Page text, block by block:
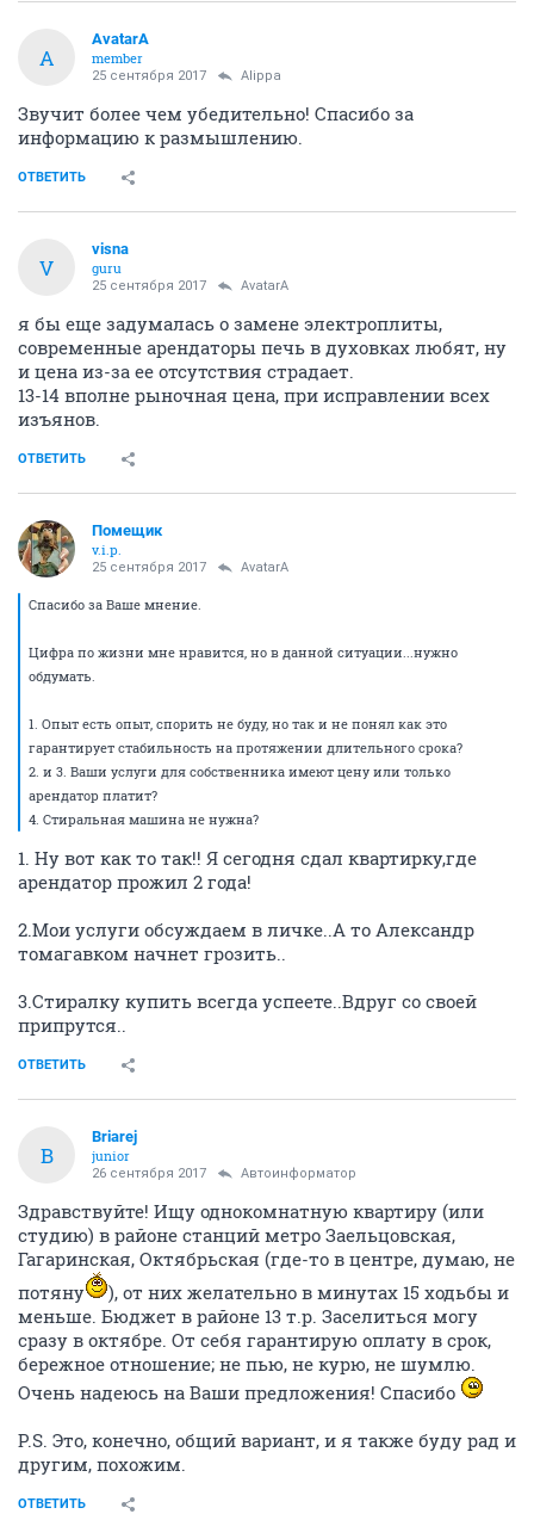
A
AvatarA
member
25 сентября 2017 Alippa
Звучит более чем убедительно! Спасибо за
информацию к размышлению.
ОТВЕТИТЬ
V
visna
guru
25 сентября 2017 AvatarA
я бы еще задумалась о замене электроплиты,
современные арендаторы печь в духовках любят, ну
и цена из-за ее отсутствия страдает.
13-14 вполне рыночная цена, при исправлении всех
изъянов.
ОТВЕТИТЬ
Помещик
v.i.p.
25 сентября 2017 AvatarA
Спасибо за Ваше мнение.
Цифра по жизни мне нравится, но в данной ситуации...нужно
обдумать.
1. Опыт есть опыт, спорить не буду, но так и не понял как это
гарантирует стабильность на протяжении длительного срока?
2. и 3. Ваши услуги для собственника имеют цену или только
арендатор платит?
4. Стиральная машина не нужна?
1. Ну вот как то так!! Я сегодня сдал квартирку,где
арендатор прожил 2 года!
2.Мои услуги обсуждаем в личке..А то Александр
томагавком начнет грозить..
3.Стиралку купить всегда успеете..Вдруг со своей
припрутся..
ОТВЕТИТЬ
B
Briarej
junior
26 сентября 2017 Автоинформатор
Здравствуйте! Ищу однокомнатную квартиру (или
студию) в районе станций метро Заельцовская,
Гагаринская, Октябрьская (где-то в центре, думаю, не
потяну
), от них желательно в минутах 15 ходьбы и
меньше. Бюджет в районе 13 т.р. Заселиться могу
сразу в октябре. От себя гарантирую оплату в срок,
бережное отношение; не пью, не курю, не шумлю.
Очень надеюсь на Ваши предложения! Спасибо
P.S. Это, конечно, общий вариант, и я также буду рад и
другим, похожим.
ОТВЕТИТЬ